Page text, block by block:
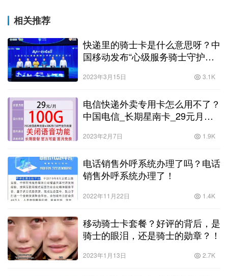
相关推荐
快递里的骑士卡是什么意思呀？中
国移动发布“心级服务骑士守护计
2023年3月15日 3.1K
电信快递外卖专用卡怎么用不了？
中国电信_长期星南卡_29元月
向）！
2023年2月7日 1.9K
电话销售外呼系统办理了吗？电话
销售外呼系统办理了！
2022年11月22日 1.4K
移动骑士卡套餐？好评的背后，是
骑士的眼泪，还是骑士的勋章？！
2023年1月13日 2.7K